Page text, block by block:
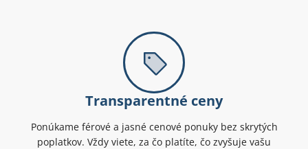
Transparentné ceny
Ponúkame férové a jasné cenové ponuky bez skrytých
poplatkov. Vždy viete, za čo platíte, čo zvyšuje vašu